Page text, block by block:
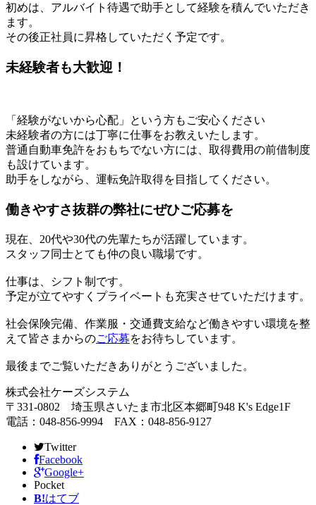
初めは、アルバイト待遇で助手として経験を積んでいただき
ます。
その後正社員に昇格していただく予定です。
未経験者も大歓迎！
「経験がないから心配」という方もご安心ください
未経験者の方には丁寧に仕事をお教えいたします。
普通自動車免許をおもちでない方には、取得費用の前借制度
も設けています。
助手をしながら、運転免許取得を目指してください。
働きやすさ抜群の弊社にぜひご応募を
現在、20代や30代の先輩たちが活躍しています。
スタッフ同士とても仲の良い職場です。
仕事は、シフト制です。
予定が立てやすくプライベートも充実させていただけます。
社会保険完備、作業服・交通費支給など働きやすい環境を整
えて皆さまからのご応募をお待ちしています。
最後までご覧いただきありがとうございました。
株式会社ケーズシステム
〒331-0802 埼玉県さいたま市北区本郷町948 K's Edge1F
電話：048-856-9994 FAX：048-856-9127
Twitter
Facebook
Google+
Pocket
B!はてブ